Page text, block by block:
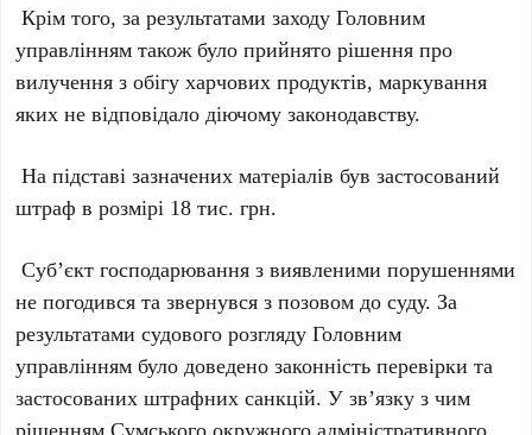
Крім того, за результатами заходу Головним
управлінням також було прийнято рішення про
вилучення з обігу харчових продуктів, маркування
яких не відповідало діючому законодавству.
На підставі зазначених матеріалів був застосований
штраф в розмірі 18 тис. грн.
Суб’єкт господарювання з виявленими порушеннями
не погодився та звернувся з позовом до суду. За
результатами судового розгляду Головним
управлінням було доведено законність перевірки та
застосованих штрафних санкцій. У зв’язку з чим
рішенням Сумського окружного адміністративного